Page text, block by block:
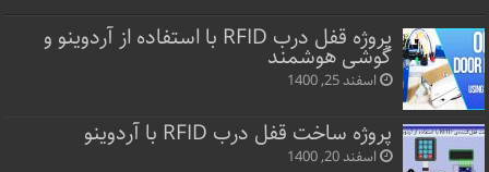
پروژه قفل‌ درب RFID با استفاده از آردوینو و
گوشی هوشمند
اسفند 25, 1400
پروژه ساخت قفل‌ درب RFID با آردوینو
اسفند 20, 1400